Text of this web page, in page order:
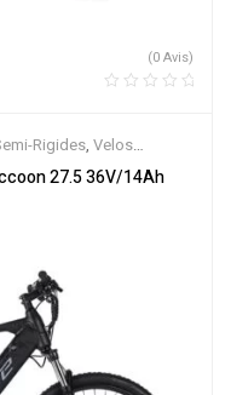
(0 Avis)
Rigides, Velos
27.5 36V/14Ah